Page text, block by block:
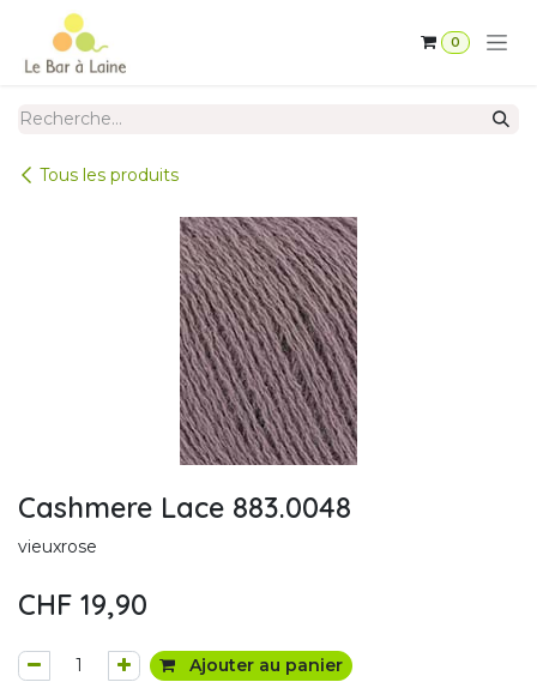
Se rendre au contenu
0
Tous les produits
Cashmere Lace 883.0048
vieuxrose
CHF 19,90
Ajouter au panier